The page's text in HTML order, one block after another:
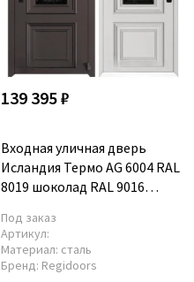
139 395 ₽
Входная уличная дверь
Исландия Термо AG 6004 RAL
8019 шоколад RAL 9016
Под заказ
Артикул:
Материал: сталь
Бренд: Regidoors